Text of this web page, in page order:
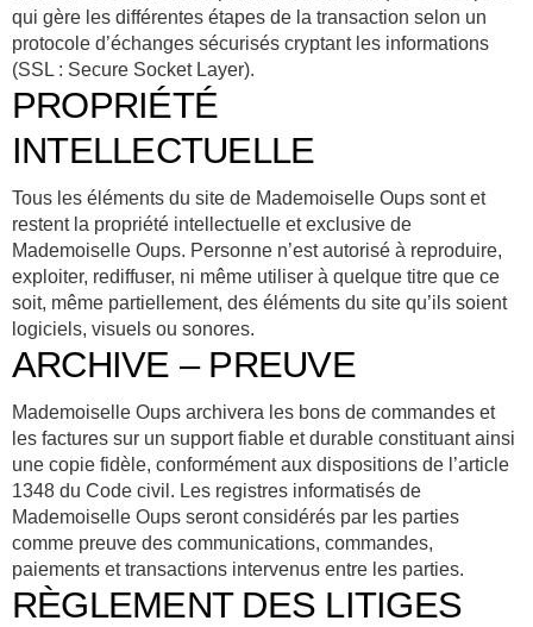
qui gère les différentes étapes de la transaction selon un
protocole d’échanges sécurisés cryptant les informations
(SSL : Secure Socket Layer).
PROPRIÉTÉ
INTELLECTUELLE
Tous les éléments du site de Mademoiselle Oups sont et
restent la propriété intellectuelle et exclusive de
Mademoiselle Oups. Personne n’est autorisé à reproduire,
exploiter, rediffuser, ni même utiliser à quelque titre que ce
soit, même partiellement, des éléments du site qu’ils soient
logiciels, visuels ou sonores.
ARCHIVE – PREUVE
Mademoiselle Oups archivera les bons de commandes et
les factures sur un support fiable et durable constituant ainsi
une copie fidèle, conformément aux dispositions de l’article
1348 du Code civil. Les registres informatisés de
Mademoiselle Oups seront considérés par les parties
comme preuve des communications, commandes,
paiements et transactions intervenus entre les parties.
RÈGLEMENT DES LITIGES